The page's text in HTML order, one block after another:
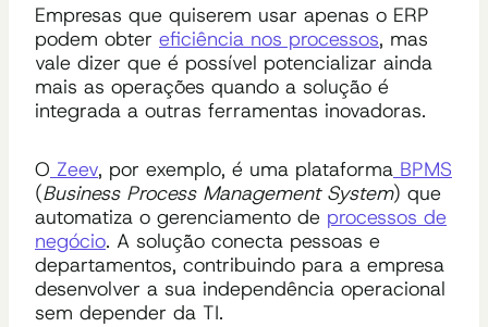
Empresas que quiserem usar apenas o ERP
podem obter eficiência nos processos, mas
vale dizer que é possível potencializar ainda
mais as operações quando a solução é
integrada a outras ferramentas inovadoras.
O Zeev, por exemplo, é uma plataforma BPMS
(Business Process Management System) que
automatiza o gerenciamento de processos de
negócio. A solução conecta pessoas e
departamentos, contribuindo para a empresa
desenvolver a sua independência operacional
sem depender da TI.